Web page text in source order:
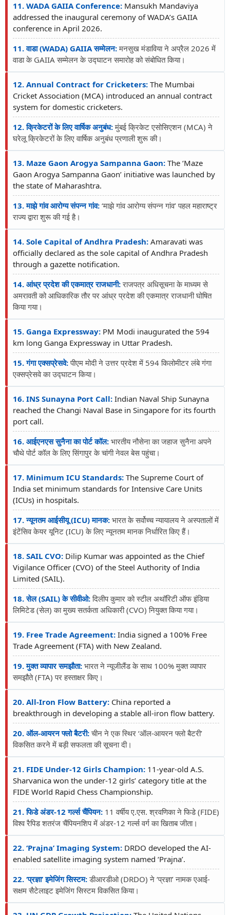
11. WADA GAIIA Conference: Mansukh Mandaviya
addressed the inaugural ceremony of WADA’s GAIIA
conference in April 2026.
11. वाडा (WADA) GAIIA सम्मेलन:मनसुख मंडाविया ने अप्रैल 2026 में
वाडा के GAIIA सम्मेलन के उद्घाटन समारोह को संबोधित किया।
12. Annual Contract for Cricketers: The Mumbai
Cricket Association (MCA) introduced an annual contract
system for domestic cricketers.
12. क्रिकेटरों के लिए वार्षिक अनुबंध:मुंबई क्रिकेट एसोसिएशन (MCA) ने
घरेलू क्रिकेटरों के लिए वार्षिक अनुबंध प्रणाली शुरू की।
13. Maze Gaon Arogya Sampanna Gaon: The ‘Maze
Gaon Arogya Sampanna Gaon’ initiative was launched by
the state of Maharashtra.
13. माझे गांव आरोग्य संपन्न गांव: ‘माझे गांव आरोग्य संपन्न गांव’ पहल महाराष्ट्र
राज्य द्वारा शुरू की गई है।
14. Sole Capital of Andhra Pradesh: Amaravati was
officially declared as the sole capital of Andhra Pradesh
through a gazette notification.
14. आंध्र प्रदेश की एकमात्र राजधानी:राजपत्र अधिसूचना के माध्यम से
अमरावती को आधिकारिक तौर पर आंध्र प्रदेश की एकमात्र राजधानी घोषित
किया गया।
15. Ganga Expressway: PM Modi inaugurated the 594
km long Ganga Expressway in Uttar Pradesh.
15. गंगा एक्सप्रेसवे:पीएम मोदी ने उत्तर प्रदेश में 594 किलोमीटर लंबे गंगा
एक्सप्रेसवे का उद्घाटन किया।
16. INS Sunayna Port Call: Indian Naval Ship Sunayna
reached the Changi Naval Base in Singapore for its fourth
port call.
16. आईएनएस सुनैना का पोर्ट कॉल: भारतीय नौसेना का जहाज सुनैना अपने
चौथे पोर्ट कॉल के लिए सिंगापुर के चांगी नेवल बेस पहुंचा।
17. Minimum ICU Standards: The Supreme Court of
India set minimum standards for Intensive Care Units
(ICUs) in hospitals.
17. न्यूनतम आईसीयू (ICU) मानक: भारत के सर्वोच्च न्यायालय ने अस्पतालों में
इंटेंसिव केयर यूनिट (ICU) के लिए न्यूनतम मानक निर्धारित किए हैं।
18. SAIL CVO: Dilip Kumar was appointed as the Chief
Vigilance Officer (CVO) of the Steel Authority of India
Limited (SAIL).
18. सेल (SAIL) के सीवीओ:दिलीप कुमार को स्टील अथॉरिटी ऑफ इंडिया
लिमिटेड (सेल) का मुख्य सतर्कता अधिकारी (CVO) नियुक्त किया गया।
19. Free Trade Agreement: India signed a 100% Free
Trade Agreement (FTA) with New Zealand.
19. मुक्त व्यापार समझौता: भारत ने न्यूजीलैंड के साथ 100% मुक्त व्यापार
समझौते (FTA) पर हस्ताक्षर किए।
20. All-Iron Flow Battery: China reported a
breakthrough in developing a stable all-iron flow battery.
20. ऑल-आयरन फ्लो बैटरी:चीन ने एक स्थिर ‘ऑल-आयरन फ्लो बैटरी’
विकसित करने में बड़ी सफलता की सूचना दी।
21. FIDE Under-12 Girls Champion: 11-year-old A.S.
Sharvanica won the under-12 girls’ category title at the
FIDE World Rapid Chess Championship.
21. फिडे अंडर-12 गर्ल्स चैंपियन: 11 वर्षीय ए.एस. श्रवणिका ने फिडे (FIDE)
विश्व रैपिड शतरंज चैंपियनशिप में अंडर-12 गर्ल्स वर्ग का खिताब जीता।
22. ‘Prajna’ Imaging System: DRDO developed the AI-
enabled satellite imaging system named ‘Prajna’.
22. ‘प्रज्ञा’ इमेजिंग सिस्टम:डीआरडीओ (DRDO) ने ‘प्रज्ञा’ नामक एआई-
सक्षम सैटेलाइट इमेजिंग सिस्टम विकसित किया।